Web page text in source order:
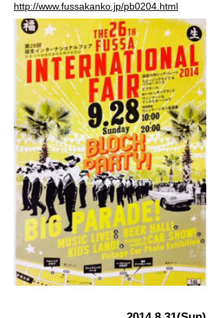
http://www.fussakanko.jp/pb0204.html